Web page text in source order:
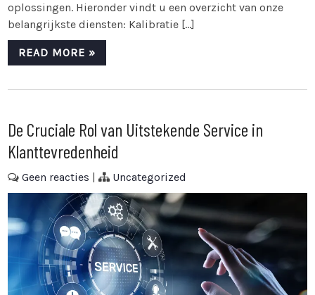
oplossingen. Hieronder vindt u een overzicht van onze
belangrijkste diensten: Kalibratie […]
READ MORE »
De Cruciale Rol van Uitstekende Service in
Klanttevredenheid
Geen reacties | Uncategorized